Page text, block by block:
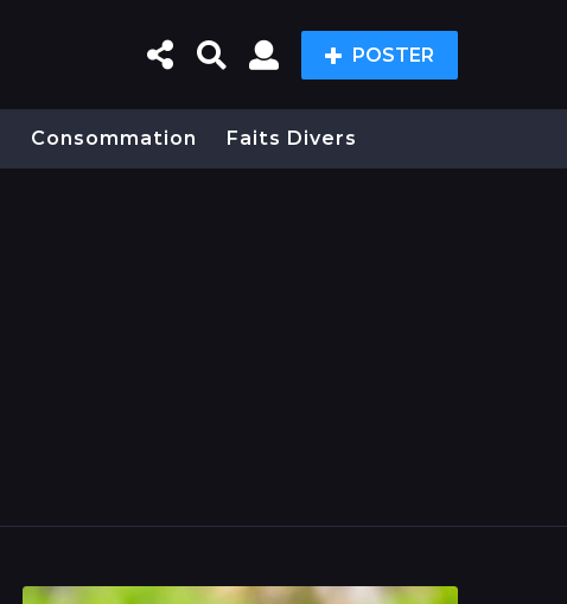
POSTER
Consommation Faits Divers